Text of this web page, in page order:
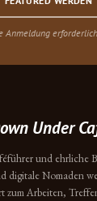
Anmeldung
Under
und ehrliche
digitale Nomaden
zum Arbeiten,